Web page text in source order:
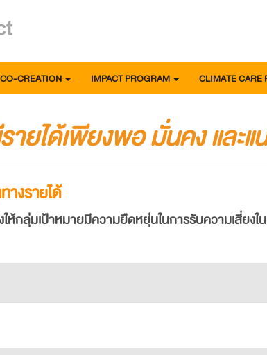
CREATION IMPACT PROGRAM CLIMATE CARE
ยได้เพียงพอ มั่นคง และ
งรายได้
ห้กลุ่มเป้าหมายมีความยืดหยุ่นในการรับความเสี่ยง